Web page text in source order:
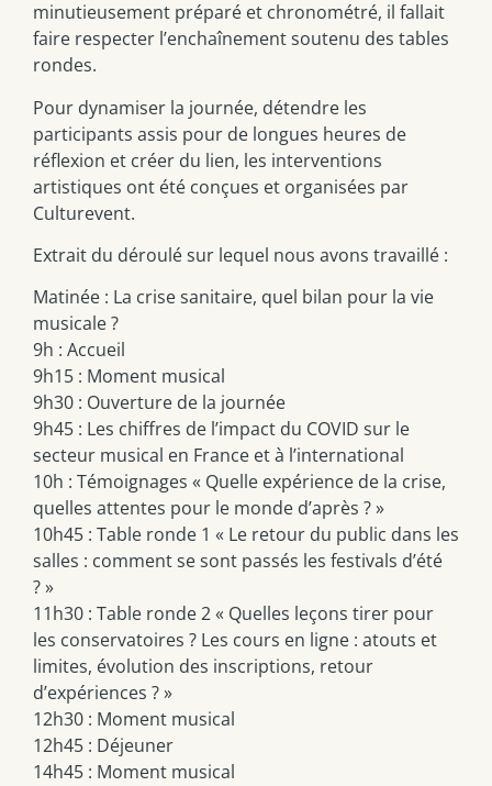
minutieusement préparé et chronométré, il fallait
faire respecter l’enchaînement soutenu des tables
rondes.
Pour dynamiser la journée, détendre les
participants assis pour de longues heures de
réflexion et créer du lien, les interventions
artistiques ont été conçues et organisées par
Culturevent.
Extrait du déroulé sur lequel nous avons travaillé :
Matinée : La crise sanitaire, quel bilan pour la vie
musicale ?
9h : Accueil
9h15 : Moment musical
9h30 : Ouverture de la journée
9h45 : Les chiffres de l’impact du COVID sur le
secteur musical en France et à l’international
10h : Témoignages « Quelle expérience de la crise,
quelles attentes pour le monde d’après ? »
10h45 : Table ronde 1 « Le retour du public dans les
salles : comment se sont passés les festivals d’été
? »
11h30 : Table ronde 2 « Quelles leçons tirer pour
les conservatoires ? Les cours en ligne : atouts et
limites, évolution des inscriptions, retour
d’expériences ? »
12h30 : Moment musical
12h45 : Déjeuner
14h45 : Moment musical